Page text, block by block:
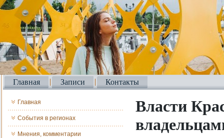
Главная Записи Контакты
Главная
События в регионах
Мнения, комментарии
Власти